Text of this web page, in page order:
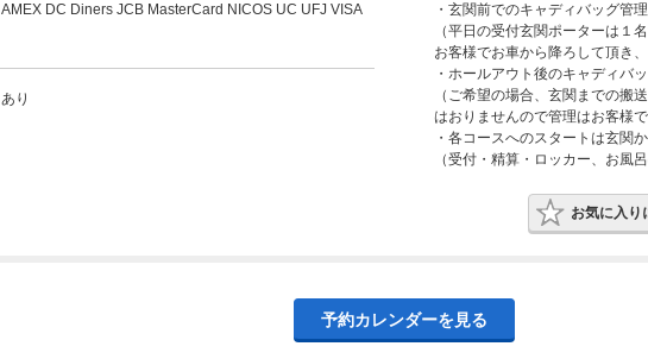
AMEX DC Diners JCB MasterCard NICOS UC UFJ VISA
あり
・玄関前でのキャディバッグ管
（平日の受付玄関ポーターは１
お客様でお車から降ろして頂き
・ホールアウト後のキャディバ
（ご希望の場合、玄関までの搬
はおりませんので管理はお客様
・各コースへのスタートは玄関
（受付・精算・ロッカー、お風
お気に入り
予約カレンダーを見る